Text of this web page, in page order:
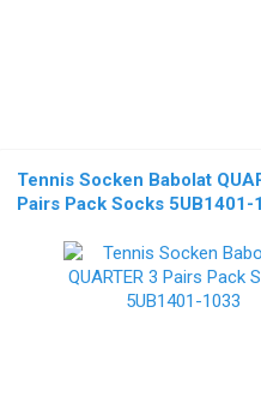
Tennis Socken Babolat
Pairs Pack Socks 5UB1401-